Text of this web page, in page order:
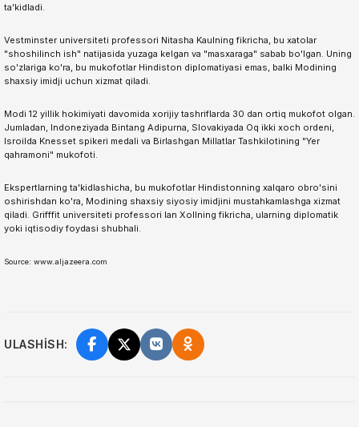
ta'kidladi.
Vestminster universiteti professori Nitasha Kaulning fikricha, bu xatolar
"shoshilinch ish" natijasida yuzaga kelgan va "masxaraga" sabab bo'lgan. Uning
so'zlariga ko'ra, bu mukofotlar Hindiston diplomatiyasi emas, balki Modining
shaxsiy imidji uchun xizmat qiladi.
Modi 12 yillik hokimiyati davomida xorijiy tashriflarda 30 dan ortiq mukofot olgan.
Jumladan, Indoneziyada Bintang Adipurna, Slovakiyada Oq ikki xoch ordeni,
Isroilda Knesset spikeri medali va Birlashgan Millatlar Tashkilotining "Yer
qahramoni" mukofoti.
Ekspertlarning ta'kidlashicha, bu mukofotlar Hindistonning xalqaro obro'sini
oshirishdan ko'ra, Modining shaxsiy siyosiy imidjini mustahkamlashga xizmat
qiladi. Grifffit universiteti professori Ian Xollning fikricha, ularning diplomatik
yoki iqtisodiy foydasi shubhali.
Source: www.aljazeera.com
ULASHISH: